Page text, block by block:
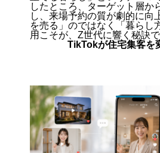
したところ、ターゲット層か
し、来場予約の質が劇的に向
を売る」のではなく「暮らし
用こそが、Z世代に響く秘訣で
TikTokが住宅集客を